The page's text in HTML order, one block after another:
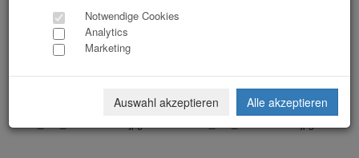
Notwendige Cookies
Analytics
Marketing
Auswahl akzeptieren Alle akzeptieren